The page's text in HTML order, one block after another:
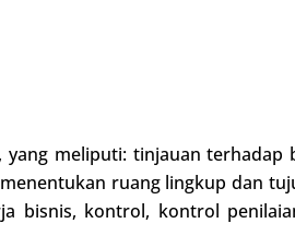
meliputi: tinjauan
ruang lingkup dan
bisnis, kontrol, kontrol